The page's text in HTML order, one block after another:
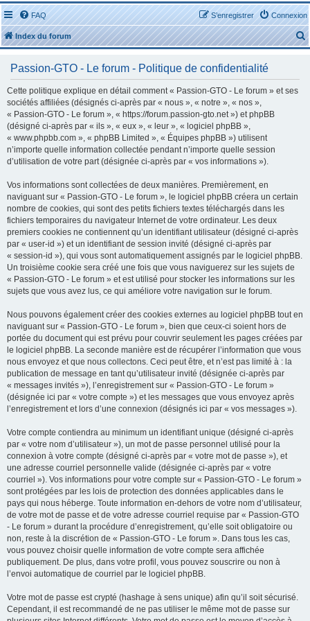
FAQ Connexion
S’enregistrer
Index du forum
e
Passion-GTO - Le forum - Politique de confidentialité
Cette politique explique en détail comment « Passion-GTO - Le forum » et ses
sociétés affiliées (désignés ci-après par « nous », « notre », « nos »,
« Passion-GTO - Le forum », « https://forum.passion-gto.net ») et phpBB
(désigné ci-après par « ils », « eux », « leur », « logiciel phpBB »,
« www.phpbb.com », « phpBB Limited », « Équipes phpBB ») utilisent
n’importe quelle information collectée pendant n’importe quelle session
d’utilisation de votre part (désignée ci-après par « vos informations »).
Vos informations sont collectées de deux manières. Premièrement, en
naviguant sur « Passion-GTO - Le forum », le logiciel phpBB créera un certain
nombre de cookies, qui sont des petits fichiers textes téléchargés dans les
fichiers temporaires du navigateur Internet de votre ordinateur. Les deux
premiers cookies ne contiennent qu’un identifiant utilisateur (désigné ci-après
par « user-id ») et un identifiant de session invité (désigné ci-après par
« session-id »), qui vous sont automatiquement assignés par le logiciel phpBB.
Un troisième cookie sera créé une fois que vous naviguerez sur les sujets de
« Passion-GTO - Le forum » et est utilisé pour stocker les informations sur les
sujets que vous avez lus, ce qui améliore votre navigation sur le forum.
Nous pouvons également créer des cookies externes au logiciel phpBB tout en
naviguant sur « Passion-GTO - Le forum », bien que ceux-ci soient hors de
portée du document qui est prévu pour couvrir seulement les pages créées par
le logiciel phpBB. La seconde manière est de récupérer l’information que vous
nous envoyez et que nous collectons. Ceci peut être, et n’est pas limité à : la
publication de message en tant qu’utilisateur invité (désignée ci-après par
« messages invités »), l’enregistrement sur « Passion-GTO - Le forum »
(désignée ici par « votre compte ») et les messages que vous envoyez après
l’enregistrement et lors d’une connexion (désignés ici par « vos messages »).
Votre compte contiendra au minimum un identifiant unique (désigné ci-après
par « votre nom d’utilisateur »), un mot de passe personnel utilisé pour la
connexion à votre compte (désigné ci-après par « votre mot de passe »), et
une adresse courriel personnelle valide (désignée ci-après par « votre
courriel »). Vos informations pour votre compte sur « Passion-GTO - Le forum »
sont protégées par les lois de protection des données applicables dans le
pays qui nous héberge. Toute information en-dehors de votre nom d’utilisateur,
de votre mot de passe et de votre adresse courriel requise par « Passion-GTO
- Le forum » durant la procédure d’enregistrement, qu’elle soit obligatoire ou
non, reste à la discrétion de « Passion-GTO - Le forum ». Dans tous les cas,
vous pouvez choisir quelle information de votre compte sera affichée
publiquement. De plus, dans votre profil, vous pouvez souscrire ou non à
l’envoi automatique de courriel par le logiciel phpBB.
Votre mot de passe est crypté (hashage à sens unique) afin qu’il soit sécurisé.
Cependant, il est recommandé de ne pas utiliser le même mot de passe sur